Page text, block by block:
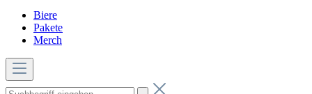
Biere
Pakete
Merch